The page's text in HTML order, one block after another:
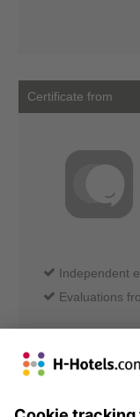
Certificate from
Independent
Evaluations